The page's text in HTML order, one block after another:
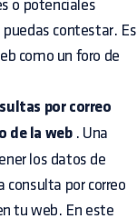
o potenciales
contestar. Es
como un foro de
por correo
de la web. Una
los datos de
consulta por correo
tu web. En este